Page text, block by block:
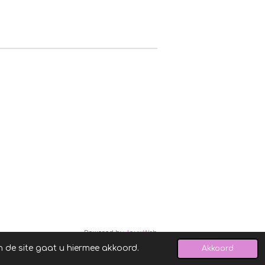
de site gaat u hiermee akkoord. Akkoord
Powered byJouwWeb